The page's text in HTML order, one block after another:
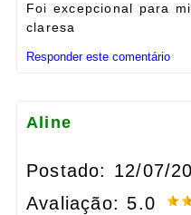
Foi excepcional para
claresa
Responder este comentário
Aline
Postado: 12/07/
Avaliação: 5.0